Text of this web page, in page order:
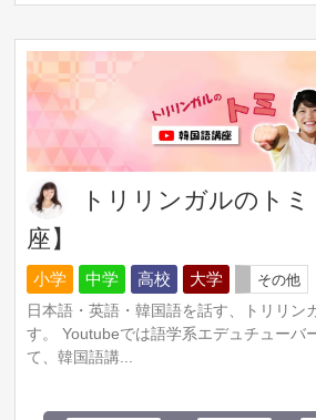
トリリンガルのト
座】
小学 中学 高校 大学
その他
日本語・英語・韓国語を話す、トリリン
す。 Youtubeでは語学系エデュチューバ
て、韓国語講...